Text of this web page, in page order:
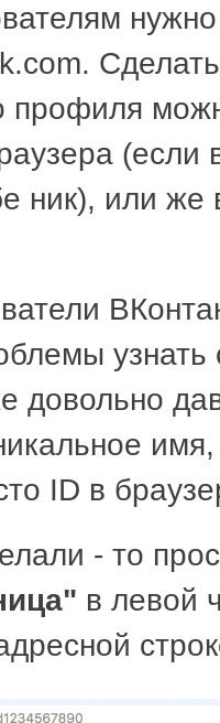
профиля
(если
ник), или же
узнать
довольно
ID в
- то
в левой